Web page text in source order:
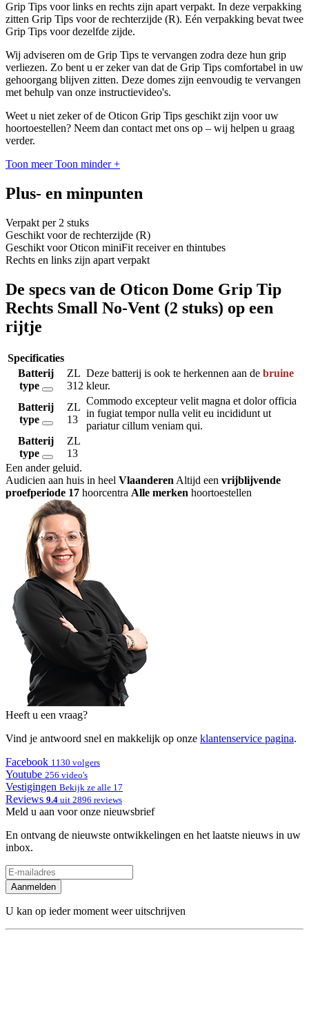
Grip Tips voor links en rechts zijn apart verpakt. In deze verpakking
zitten Grip Tips voor de rechterzijde (R). Eén verpakking bevat twee
Grip Tips voor dezelfde zijde.
Wij adviseren om de Grip Tips te vervangen zodra deze hun grip
verliezen. Zo bent u er zeker van dat de Grip Tips comfortabel in uw
gehoorgang blijven zitten. Deze domes zijn eenvoudig te vervangen
met behulp van onze instructievideo's.
Weet u niet zeker of de Oticon Grip Tips geschikt zijn voor uw
hoortoestellen? Neem dan contact met ons op – wij helpen u graag
verder.
Toon meer Toon minder +
Plus- en minpunten
Verpakt per 2 stuks
Geschikt voor de rechterzijde (R)
Geschikt voor Oticon miniFit receiver en thintubes
Rechts en links zijn apart verpakt
De specs van de Oticon Dome Grip Tip
Rechts Small No-Vent (2 stuks) op een
rijtje
Specificaties
Batterij
type
ZL
312
Deze batterij is ook te herkennen aan de bruine
kleur.
Batterij
type
ZL
13
Commodo excepteur velit magna et dolor officia
in fugiat tempor nulla velit eu incididunt ut
pariatur cillum veniam qui.
Batterij
type
ZL
13
Een ander geluid.
Audicien aan huis in heel Vlaanderen Altijd een vrijblijvende
proefperiode 17 hoorcentra Alle merken hoortoestellen
Heeft u een vraag?
Vind je antwoord snel en makkelijk op onze klantenservice pagina.
Facebook 1130 volgers
Youtube 256 video's
Vestigingen Bekijk ze alle 17
Reviews 9.4 uit 2896 reviews
Meld u aan voor onze nieuwsbrief
En ontvang de nieuwste ontwikkelingen en het laatste nieuws in uw
inbox.
Aanmelden
U kan op ieder moment weer uitschrijven